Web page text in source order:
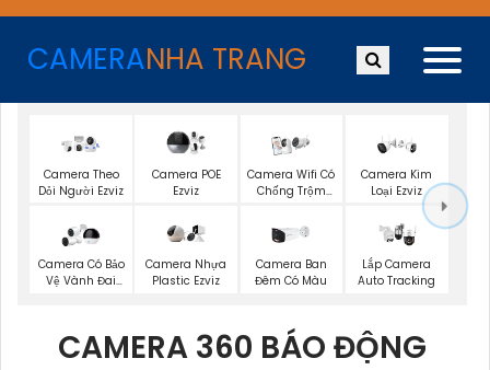
CAMERANHA TRANG
Camera Theo
Dỏi Người Ezviz
Camera POE
Ezviz
Camera Wifi Có
Chống Trộm
Camera Kim
Loại Ezviz
Camera Có Bảo
Vệ Vành Đai
Camera Nhựa
Plastic Ezviz
Camera Ban
Đêm Có Màu
Lắp Camera
Auto Tracking
CAMERA 360 BÁO ĐỘNG